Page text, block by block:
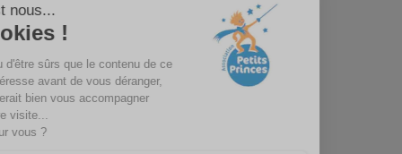
Salut c'est nous...
les Cookies !
On a attendu d'être sûrs que le contenu de ce
site vous intéresse avant de vous déranger,
mais on aimerait bien vous accompagner
pendant votre visite...
C'est OK pour vous ?